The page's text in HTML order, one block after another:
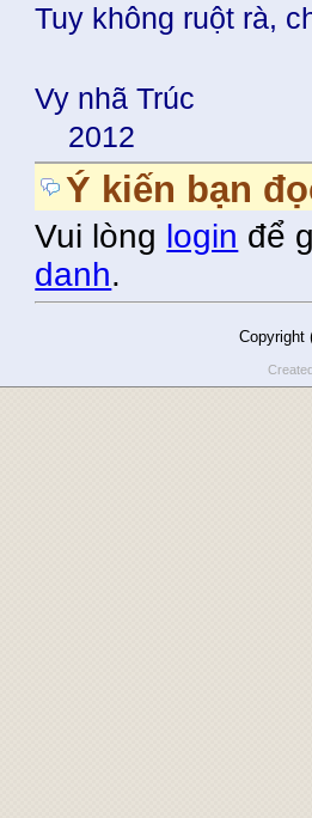
Tuy không ruột rà,
Vy nhã Trúc
2012
Ý kiến bạn
Vui lòng login để
danh.
Copyright